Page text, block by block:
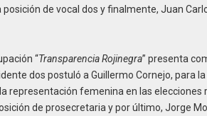
de vocal dos y finalmente, Juan
“Transparencia Rojinegra” presenta
dos postuló a Guillermo Cornejo, para
representación femenina en las elecciones
de prosecretaria y por último, Jorge